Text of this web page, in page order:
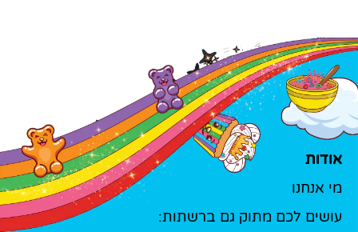
אודות
מי אנחנו
עושים לכם מתוק גם ברשתות: